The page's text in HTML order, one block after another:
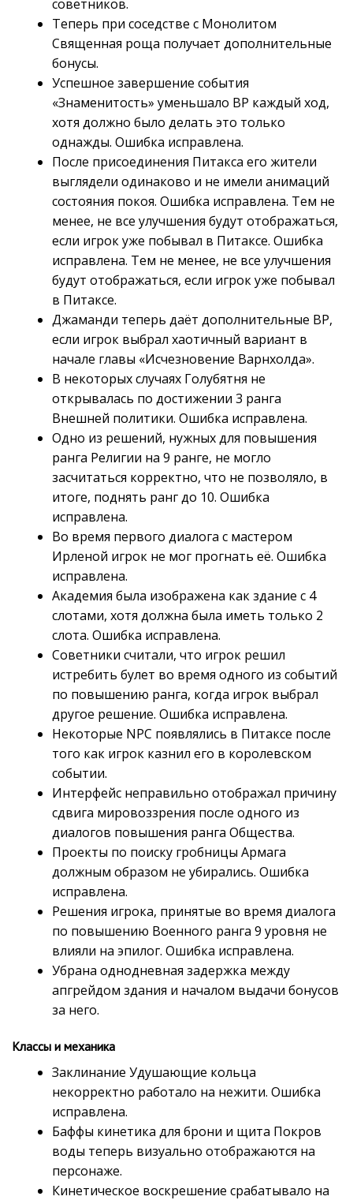
советников.
Теперь при соседстве с Монолитом
Священная роща получает дополнительные
бонусы.
Успешное завершение события
«Знаменитость» уменьшало BP каждый ход,
хотя должно было делать это только
однажды. Ошибка исправлена.
После присоединения Питакса его жители
выглядели одинаково и не имели анимаций
состояния покоя. Ошибка исправлена. Тем не
менее, не все улучшения будут отображаться,
если игрок уже побывал в Питаксе. Ошибка
исправлена. Тем не менее, не все улучшения
будут отображаться, если игрок уже побывал
в Питаксе.
Джаманди теперь даёт дополнительные BP,
если игрок выбрал хаотичный вариант в
начале главы «Исчезновение Варнхолда».
В некоторых случаях Голубятня не
открывалась по достижении 3 ранга
Внешней политики. Ошибка исправлена.
Одно из решений, нужных для повышения
ранга Религии на 9 ранге, не могло
засчитаться корректно, что не позволяло, в
итоге, поднять ранг до 10. Ошибка
исправлена.
Во время первого диалога с мастером
Ирленой игрок не мог прогнать её. Ошибка
исправлена.
Академия была изображена как здание с 4
слотами, хотя должна была иметь только 2
слота. Ошибка исправлена.
Советники считали, что игрок решил
истребить булет во время одного из событий
по повышению ранга, когда игрок выбрал
другое решение. Ошибка исправлена.
Некоторые NPC появлялись в Питаксе после
того как игрок казнил его в королевском
событии.
Интерфейс неправильно отображал причину
сдвига мировоззрения после одного из
диалогов повышения ранга Общества.
Проекты по поиску гробницы Армага
должным образом не убирались. Ошибка
исправлена.
Решения игрока, принятые во время диалога
по повышению Военного ранга 9 уровня не
влияли на эпилог. Ошибка исправлена.
Убрана однодневная задержка между
апгрейдом здания и началом выдачи бонусов
за него.
Классы и механика
Заклинание Удушающие кольца
некорректно работало на нежити. Ошибка
исправлена.
Баффы кинетика для брони и щита Покров
воды теперь визуально отображаются на
персонаже.
Кинетическое воскрешение срабатывало на